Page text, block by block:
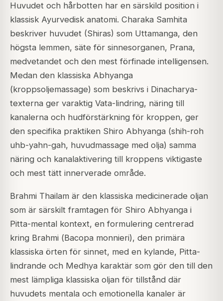
Huvudet och hårbotten har en särskild position i
klassisk Ayurvedisk anatomi. Charaka Samhita
beskriver huvudet (Shiras) som Uttamanga, den
högsta lemmen, säte för sinnesorganen, Prana,
medvetandet och den mest förfinade intelligensen.
Medan den klassiska Abhyanga
(kroppsoljemassage) som beskrivs i Dinacharya-
texterna ger varaktig Vata-lindring, näring till
kanalerna och hudförstärkning för kroppen, ger
den specifika praktiken Shiro Abhyanga (shih-roh
uhb-yahn-gah, huvudmassage med olja) samma
näring och kanalaktivering till kroppens viktigaste
och mest tätt innerverade område.
Brahmi Thailam är den klassiska medicinerade oljan
som är särskilt framtagen för Shiro Abhyanga i
Pitta-mental kontext, en formulering centrerad
kring Brahmi (Bacopa monnieri), den primära
klassiska örten för sinnet, med en kylande, Pitta-
lindrande och Medhya karaktär som gör den till den
mest lämpliga klassiska oljan för tillstånd där
huvudets mentala och emotionella kanaler är